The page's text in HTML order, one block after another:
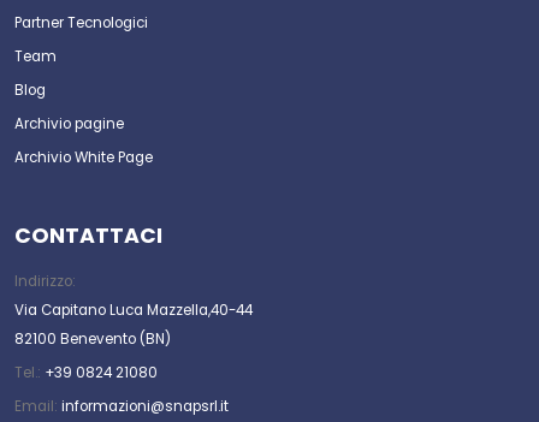
Partner Tecnologici
Team
Blog
Archivio pagine
Archivio White Page
CONTATTACI
Indirizzo:
Via Capitano Luca Mazzella,40-44
82100 Benevento (BN)
Tel.: +39 0824 21080
Email: informazioni@snapsrl.it